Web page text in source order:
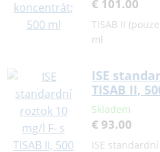
€ 101.00
TISAB II
ml
ISE
TISAB II,
Skladem
€ 93.00
ISE